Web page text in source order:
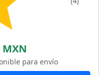
MXN
para envío